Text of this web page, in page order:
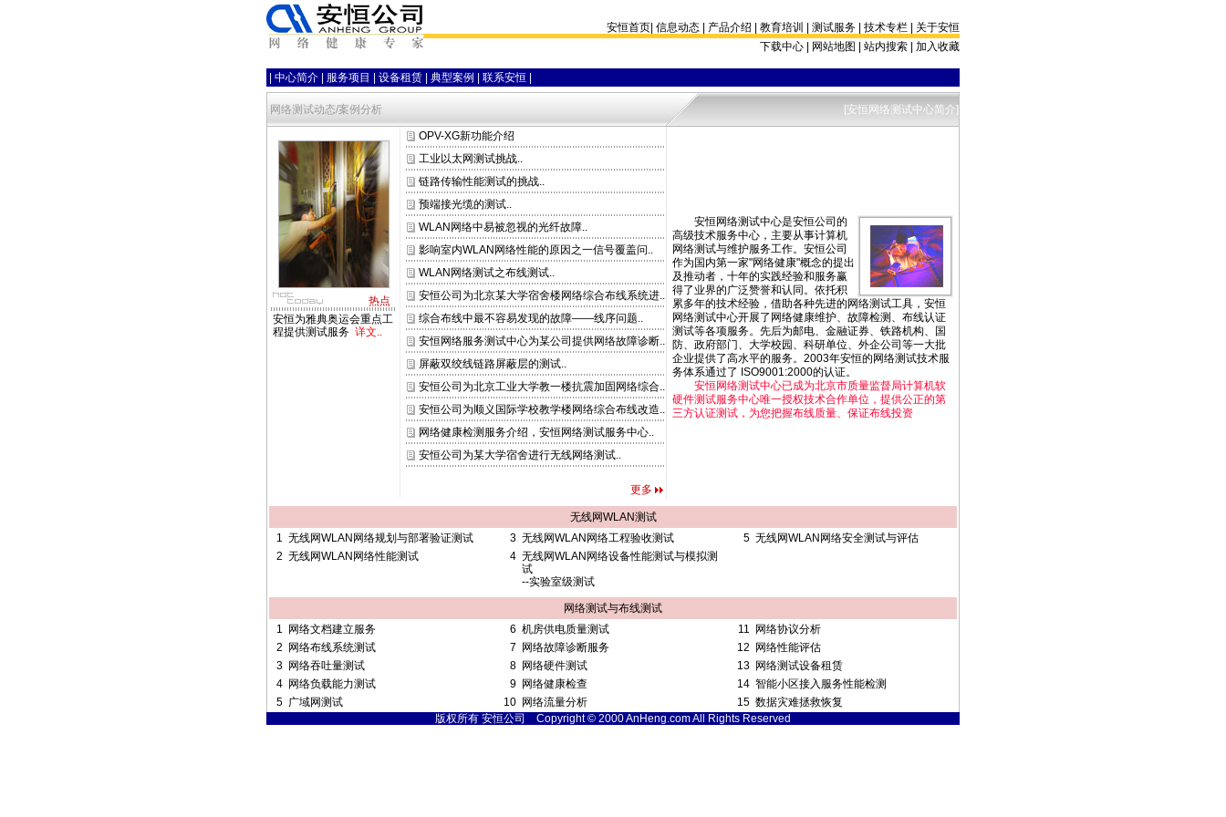
安恒首页 信息动态 产品介绍 教育培训 测试服务 技术专栏
关于安恒
下载中心 |
网站地图 站内搜索 加入收藏
中心简介 服务项目 设备租赁 典型案例 联系安恒
网络测试动态/案例分析 [安恒网络测试中心简介]
热点
安恒为雅典奥运会重点工
程提供测试服务 详文..
OPV-XG新功能介绍
工业以太网测试挑战..
链路传输性能测试的挑战..
预端接光缆的测试..
WLAN网络中易被忽视的光纤故障..
影响室内WLAN网络性能的原因之一信号覆盖问..
WLAN网络测试之布线测试..
安恒公司为北京某大学宿舍楼网络综合布线系统进..
综合布线中最不容易发现的故障——线序问题..
安恒网络服务测试中心为某公司提供网络故障诊断..
屏蔽双绞线链路屏蔽层的测试..
安恒公司为北京工业大学教一楼抗震加固网络综合..
安恒公司为顺义国际学校教学楼网络综合布线改造..
网络健康检测服务介绍，安恒网络测试服务中心..
安恒公司为某大学宿舍进行无线网络测试..
更多
安恒网络测试中心是安恒公司的
高级技术服务中心，主要从事计算机
网络测试与维护服务工作。安恒公司
作为国内第一家"网络健康"概念的提出
及推动者，十年的实践经验和服务赢
得了业界的广泛赞誉和认同。依托积
累多年的技术经验，借助各种先进的网络测试工具，安恒
网络测试中心开展了网络健康维护、故障检测、布线认证
测试等各项服务。先后为邮电、金融证券、铁路机构、国
防、政府部门、大学校园、科研单位、外企公司等一大批
企业提供了高水平的服务。2003年安恒的网络测试技术服
务体系通过了 ISO9001:2000的认证。
安恒网络测试中心已成为北京市质量监督局计算机软
硬件测试服务中心唯一授权技术合作单位，提供公正的第
三方认证测试，为您把握布线质量、保证布线投资
无线网WLAN测试
1 无线网WLAN网络规划与部署验证测试 3 无线网WLAN网络工程验收测试 5 无线网WLAN网络安全测试与评估
2 无线网WLAN网络性能测试 4 无线网WLAN网络设备性能测试与模拟测
试
--实验室级测试
网络测试与布线测试
1
网络文档建立服务 6 机房供电质量测试 11
网络协议分析
2
网络布线系统测试 7 网络故障诊断服务 12
网络性能评估
3 网络吞吐量测试 8 网络硬件测试 13 网络测试设备租赁
4 网络负载能力测试 9 网络健康检查 14 智能小区接入服务性能检测
5 广域网测试 10 网络流量分析 15 数据灾难拯救恢复
版权所有 安恒公司 Copyright © 2000 AnHeng.com All Rights Reserved